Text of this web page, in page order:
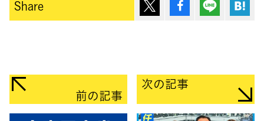
Share
前の記事
次の記事